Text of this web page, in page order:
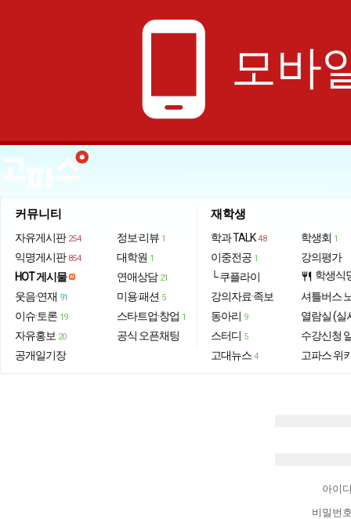
phone_android 모바
커뮤니티
자유게시판 254
익명게시판 854
HOT 게시물
웃음·연재 91
이슈·토론 19
자유홍보 20
공개일기장
정보·리뷰 1
대학원 1
연애상담 21
미용·패션 5
스타트업·창업 1
공식 오픈채팅
재학생
학과 TALK 48
이중전공 1
└ 쿠플라이
강의자료·족보
동아리 9
스터디 5
고대뉴스 4
학생회 1
강의평가
restaurant 학생식
셔틀버스
열람실 (실
수강신청
고파스 위
아이
비밀번